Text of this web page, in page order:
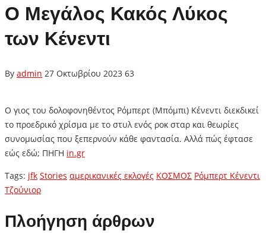
O Mεγάλος Κακός Λύκος
των Κένεντι
By admin 27 Οκτωβρίου 2023 63
O γιος του δολοφονηθέντος Ρόμπερτ (Μπόμπι) Κένεντι διεκδικεί
το προεδρικό χρίσμα με το στυλ ενός ροκ σταρ και θεωρίες
συνομωσίας που ξεπερνούν κάθε φαντασία. Αλλά πώς έφτασε
εώς εδώ; ΠΗΓΗ in.gr
Tags: jfk Stories αμερικανικές εκλογές ΚΟΣΜΟΣ Ρόμπερτ Κένεντι
Τζούνιορ
Πλοήγηση άρθρων